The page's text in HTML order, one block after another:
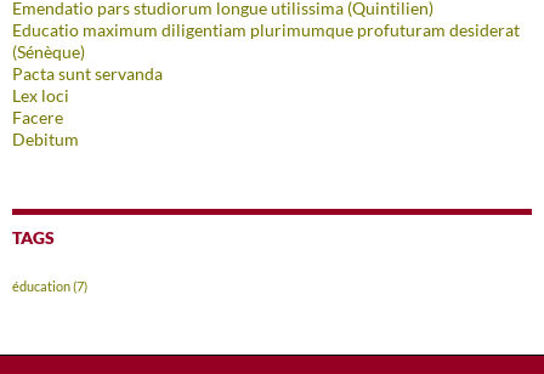
Emendatio pars studiorum longue utilissima (Quintilien)
Educatio maximum diligentiam plurimumque profuturam desiderat
(Sénèque)
Pacta sunt servanda
Lex loci
Facere
Debitum
TAGS
éducation(7)